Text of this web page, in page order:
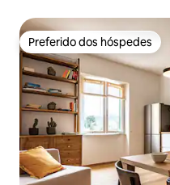
Preferido dos hóspedes
Preferido dos hóspedes